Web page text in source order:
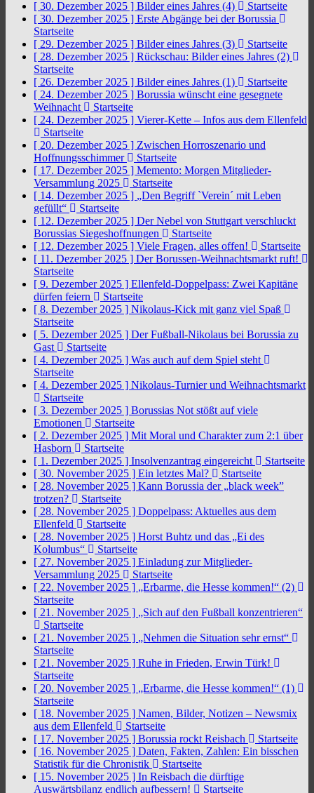
[ 30. Dezember 2025 ] Bilder eines Jahres (4)
Startseite
[ 30. Dezember 2025 ] Erste Abgänge bei der Borussia
Startseite
[ 29. Dezember 2025 ] Bilder eines Jahres (3)
Startseite
[ 28. Dezember 2025 ] Rückschau: Bilder eines Jahres (2)
Startseite
[ 26. Dezember 2025 ] Bilder eines Jahres (1)
Startseite
[ 24. Dezember 2025 ] Borussia wünscht eine gesegnete
Weihnacht
Startseite
[ 24. Dezember 2025 ] Vierer-Kette – Infos aus dem Ellenfeld
Startseite
[ 20. Dezember 2025 ] Zwischen Horroszenario und
Hoffnungsschimmer
Startseite
[ 17. Dezember 2025 ] Memento: Morgen Mitglieder-
Versammlung 2025
Startseite
[ 14. Dezember 2025 ] „Den Begriff `Verein´ mit Leben
gefüllt“
Startseite
[ 12. Dezember 2025 ] Der Nebel von Stuttgart verschluckt
Borussias Siegeshoffnungen
Startseite
[ 12. Dezember 2025 ] Viele Fragen, alles offen!
Startseite
[ 11. Dezember 2025 ] Der Borussen-Weihnachtsmarkt ruft!
Startseite
[ 9. Dezember 2025 ] Ellenfeld-Doppelpass: Zwei Kapitäne
dürfen feiern
Startseite
[ 8. Dezember 2025 ] Nikolaus-Kick mit ganz viel Spaß
Startseite
[ 5. Dezember 2025 ] Der Fußball-Nikolaus bei Borussia zu
Gast
Startseite
[ 4. Dezember 2025 ] Was auch auf dem Spiel steht
Startseite
[ 4. Dezember 2025 ] Nikolaus-Turnier und Weihnachtsmarkt
Startseite
[ 3. Dezember 2025 ] Borussias Not stößt auf viele
Emotionen
Startseite
[ 2. Dezember 2025 ] Mit Moral und Charakter zum 2:1 über
Hasborn
Startseite
[ 1. Dezember 2025 ] Insolvenzantrag eingereicht
Startseite
[ 30. November 2025 ] Ein letztes Mal?
Startseite
[ 28. November 2025 ] Kann Borussia der „black week”
trotzen?
Startseite
[ 28. November 2025 ] Doppelpass: Aktuelles aus dem
Ellenfeld
Startseite
[ 28. November 2025 ] Horst Buhtz und das „Ei des
Kolumbus“
Startseite
[ 27. November 2025 ] Einladung zur Mitglieder-
Versammlung 2025
Startseite
[ 22. November 2025 ] „Erbarme, die Hesse kommen!“ (2)
Startseite
[ 21. November 2025 ] „Sich auf den Fußball konzentrieren“
Startseite
[ 21. November 2025 ] „Nehmen die Situation sehr ernst“
Startseite
[ 21. November 2025 ] Ruhe in Frieden, Erwin Türk!
Startseite
[ 20. November 2025 ] „Erbarme, die Hesse kommen!“ (1)
Startseite
[ 18. November 2025 ] Namen, Bilder, Notizen – Newsmix
aus dem Ellenfeld
Startseite
[ 17. November 2025 ] Borussia rockt Reisbach
Startseite
[ 16. November 2025 ] Daten, Fakten, Zahlen: Ein bisschen
Statistik für die Chronistik
Startseite
[ 15. November 2025 ] In Reisbach die dürftige
Auswärtsbilanz endlich aufbessern!
Startseite